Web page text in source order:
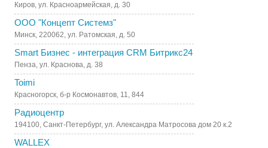
Киров, ул. Красноармейская, д. 30
ООО "Концепт Системз"
Минск, 220062, ул. Ратомская, д. 50
Smart Бизнес - интеграция CRM Битрикс24
Пенза, ул. Краснова, д. 38
Toimi
Красногорск, б-р Космонавтов, 11, 844
Радиоцентр
194100, Санкт-Петербург, ул. Александра Матросова дом 20 к.2
WALLEX